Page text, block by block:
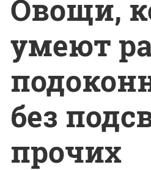
Овощи,
умеют
без
прочих